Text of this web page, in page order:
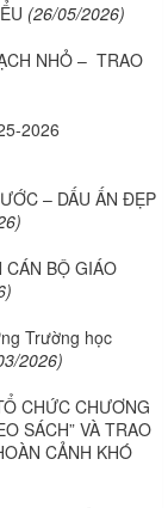
(26/05/2026)
NHỎ – TRAO
2026
– DẤU ẤN ĐẸP
CÁN BỘ GIÁO
Trường học
2026)
CHỨC CHƯƠNG
SÁCH” VÀ TRAO
CẢNH KHÓ